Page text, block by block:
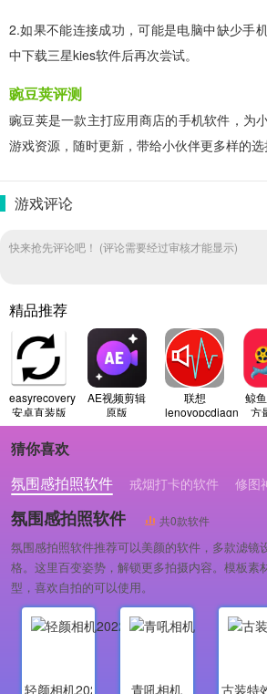
2.如果不能连接成功，可能是电脑中缺少手
中下载三星kies软件后再次尝试。
豌豆荚评测
豌豆荚是一款主打应用商店的手机软件，为
游戏资源，随时更新，带给小伙伴更多样的选
游戏评论
快来抢先评论吧！ (评论需要经过审核才能显示)
精品推荐
easyrecovery
安卓直装版
AE视频剪辑
原版
联想
lenovopcdiagnostics
安卓免费版
鲸
方
猜你喜欢
氛围感拍照软件
戒烟打卡的软件 修图
氛围感拍照软件 共0款软件
氛围感拍照软件推荐可以美颜的软件，多款滤镜
格。这里百变姿势，解锁更多拍摄内容。模板素
型，喜欢自拍的可以使用。
轻颜相机2022最新版青吼相机
古装特